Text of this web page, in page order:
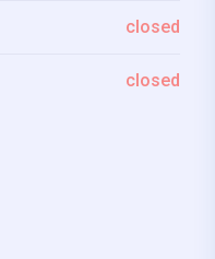
closed
closed